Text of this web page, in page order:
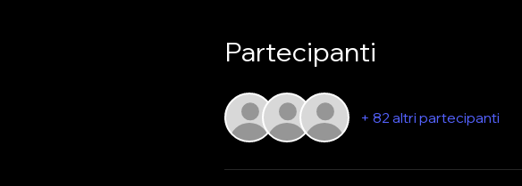
Partecipanti
+ 82 altri partecipanti